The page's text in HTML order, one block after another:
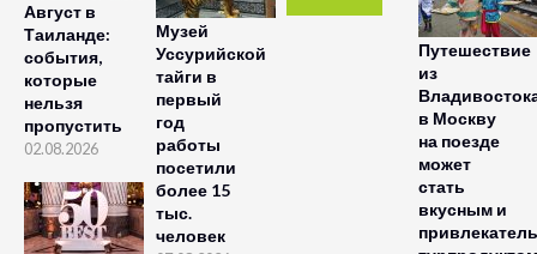
Август в
Таиланде:
события,
которые
нельзя
пропустить
02.08.2026
Музей
Уссурийской
тайги в
первый
год
работы
посетили
более 15
тыс.
человек
Путешествие
из
в Москву
на поезде
может
стать
вкусным и